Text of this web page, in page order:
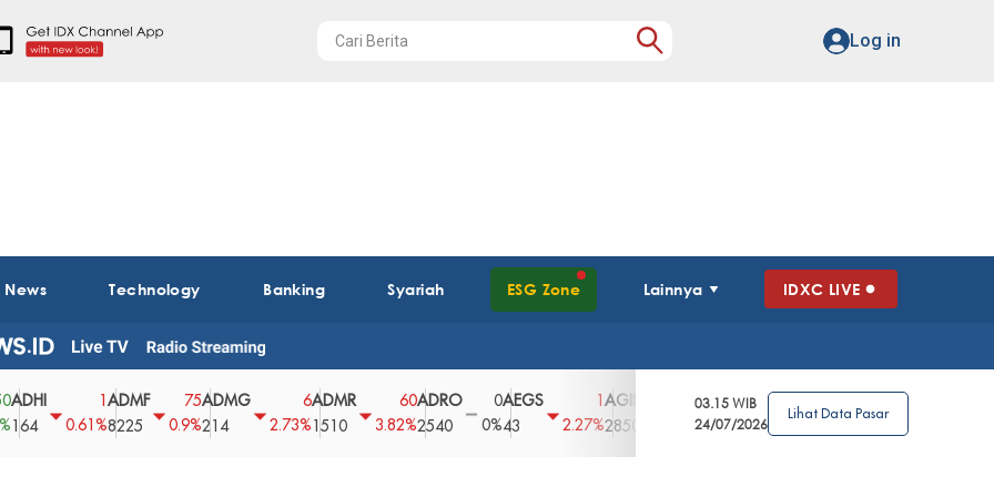
Log in
Technology Banking Syariah ESG Zone Lainnya IDXC LIVE
0.61%
ADMF
8225
75
0.9%
ADMG
214
2.73%
ADMR
1510
60
3.82%
ADRO
2540
0
0%
AEGS
2.27% 2850
3.39%
AGRO
2.63%
AGRS
62
0%
03.15 WIB
24/07/2026
Lihat Data Pasar